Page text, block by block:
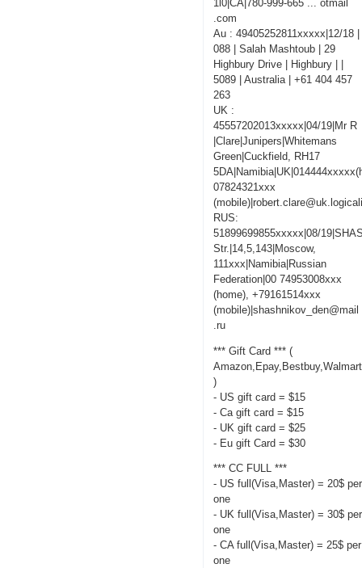
1l0|CA|780-999-665 ... otmail
.com
Au : 49405252811xxxxx|12/18 |
088 | Salah Mashtoub | 29
Highbury Drive | Highbury | |
5089 | Australia | +61 404 457
263
UK :
45557202013xxxxx|04/19|Mr R
|Clare|Junipers|Whitemans
Green|Cuckfield, RH17
07824321xxx
RUS:
51899699855xxxxx|08/
Str.|14,5,143|Moscow,
111xxx|Namibia|Russian
Federation|00 74953008xxx
(home), +79161514xxx
(mobile)|shashnikov_den@mail
.ru
*** Gift Card *** (
)
- US gift card = $15
- Ca gift card = $15
- UK gift card = $25
- Eu gift Card = $30
*** CC FULL ***
- US full(Visa,Master) = 20$ per
one
- UK full(Visa,Master) = 30$ per
one
- CA full(Visa,Master) = 25$ per
one